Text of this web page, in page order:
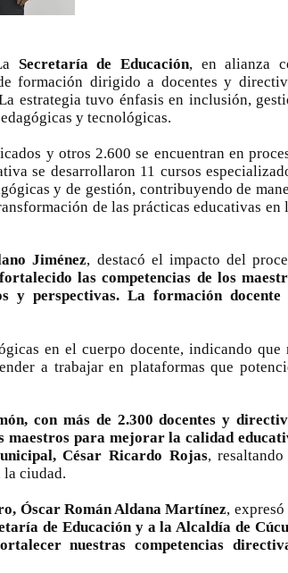
de reasentamiento
contra las inundaciones con
salud mental, innovación y paz
al avance de la construcción de 400
El Valle y la nación refuerzan
a las personas con discapacidad de
fortalece la respuesta frente a tres Alertas
Secretaría de Educación, en alianza
formación dirigido a docentes y
estrategia tuvo énfasis en inclusión,
y tecnológicas.
y otros 2.600 se encuentran en
se desarrollaron 11 cursos
y de gestión, contribuyendo de
de las prácticas educativas en
Jiménez, destacó el impacto del
las competencias de los
y perspectivas. La formación docente
en el cuerpo docente, indicando que
a trabajar en plataformas que
con más de 2.300 docentes y
maestros para mejorar la calidad
César Ricardo Rojas,
la ciudad.
Óscar Román Aldana Martínez, expresó
de Educación y a la Alcaldía de
nuestras competencias